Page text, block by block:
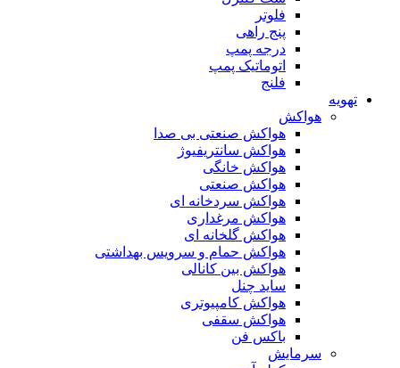
فلوتر
پنج راهی
درجه پمپ
اتوماتیک پمپ
فلنج
تهویه
هواکش
هواکش صنعتی بی صدا
هواکش سانتریفیوژ
هواکش خانگی
هواکش صنعتی
هواکش سردخانه ای
هواکش مرغداری
هواکش گلخانه ای
هواکش حمام و سرویس بهداشتی
هواکش بین کانالی
ساید چنل
هواکش کامپیوتری
هواکش سقفی
باکس فن
سرمایش